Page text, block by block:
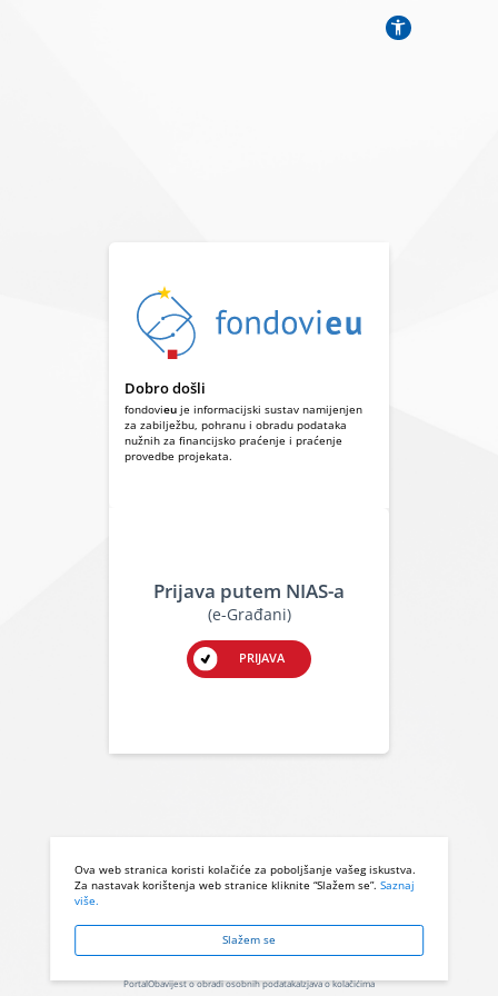
Ova web stranica koristi kolačiće za poboljšanje vašeg iskustva.
Za nastavak korištenja web stranice kliknite “Slažem se”.Saznaj
više.
Slažem se
Dobro došli
fondovieu je informacijski sustav namijenjen
za zabilježbu, pohranu i obradu podataka
nužnih za financijsko praćenje i praćenje
provedbe projekata.
Prijava putem NIAS-a
(e-Građani)
PRIJAVA
PortalObavijest o obradi osobnih podatakaIzjava o kolačićima